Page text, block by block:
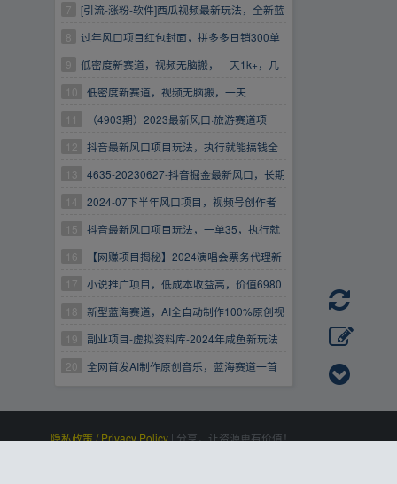
PPT项目，小白轻松上手，月入10000》
7
[引流-涨粉-软件]西瓜视频最新玩法，全新蓝
海赛道，简单好上手，单号单日轻松引流400+
8
过年风口项目红包封面，拼多多日销300单
日利润四位数最新教程！
9
低密度新赛道，视频无脑搬，一天1k+，几
分钟一条原创，零成本零门槛超简单
10
低密度新赛道，视频无脑搬，一天
1000+，几分钟一条原创视频，零成本零门槛超
简单
11
（4903期）2023最新风口·旅游赛道项
目：旅游业推广项目，一单佣金800-2000元
12
抖音最新风口项目玩法，执行就能搞钱全
新蓝海变现玩法手机可操作
13
4635-20230627-抖音掘金最新风口，长期
蓝海项目，日入无上限（附实操案例）【揭秘】
14
2024-07下半年风口项目，视频号创作者
计划+视频带货，单日收益1000+，-副业项目-虚
拟资料网
15
抖音最新风口项目玩法，一单35，执行就
能搞钱全新蓝海变现玩法手机可操作（夸克）
16
【网赚项目揭秘】2024演唱会票务代理新
风口，低票价高收益，手机操作日赚2K+
17
小说推广项目，低成本收益高，价值6980
18
新型蓝海赛道，AI全自动制作100%原创视
频，小白轻松上手单日收益2000+
19
副业项目-虚拟资料库-2024年咸鱼新玩法
卖烟卡蓝海市场需求量大，单日收益1000+，可
20
全网首发AI制作原创音乐，蓝海赛道一首
隐私政策 / Privacy Policy|分享，让资源更有价值！